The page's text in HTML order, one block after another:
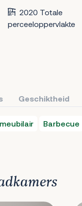
2020 Totale
perceeloppervlakte
Geschiktheid
Barbecue